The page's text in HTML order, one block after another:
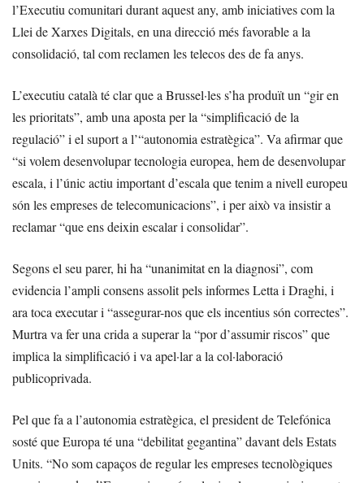
l’Executiu comunitari durant aquest any, amb iniciatives com la
Llei de Xarxes Digitals, en una direcció més favorable a la
consolidació, tal com reclamen les telecos des de fa anys.
L’executiu català té clar que a Brussel·les s’ha produït un “gir en
les prioritats”, amb una aposta per la “simplificació de la
regulació” i el suport a l’“autonomia estratègica”. Va afirmar que
“si volem desenvolupar tecnologia europea, hem de desenvolupar
escala, i l’únic actiu important d’escala que tenim a nivell europeu
són les empreses de telecomunicacions”, i per això va insistir a
reclamar “que ens deixin escalar i consolidar”.
Segons el seu parer, hi ha “unanimitat en la diagnosi”, com
evidencia l’ampli consens assolit pels informes Letta i Draghi, i
ara toca executar i “assegurar-nos que els incentius són correctes”.
Murtra va fer una crida a superar la “por d’assumir riscos” que
implica la simplificació i va apel·lar a la col·laboració
publicoprivada.
Pel que fa a l’autonomia estratègica, el president de Telefónica
sosté que Europa té una “debilitat gegantina” davant dels Estats
Units. “No som capaços de regular les empreses tecnològiques